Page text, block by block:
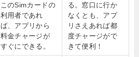
このSimカードの
利用者であれ
ば、アプリから
料金チャージが
すぐにできる。
る。窓口に行か
なくとも、アプ
リさえあれば都
度チャージがで
きて便利！